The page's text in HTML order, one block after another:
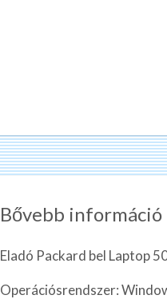
Bővebb információ
Eladó Packard bel Laptop
Operációsrendszer: